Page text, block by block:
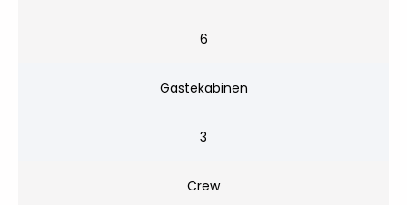
6
Gastekabinen
3
Crew